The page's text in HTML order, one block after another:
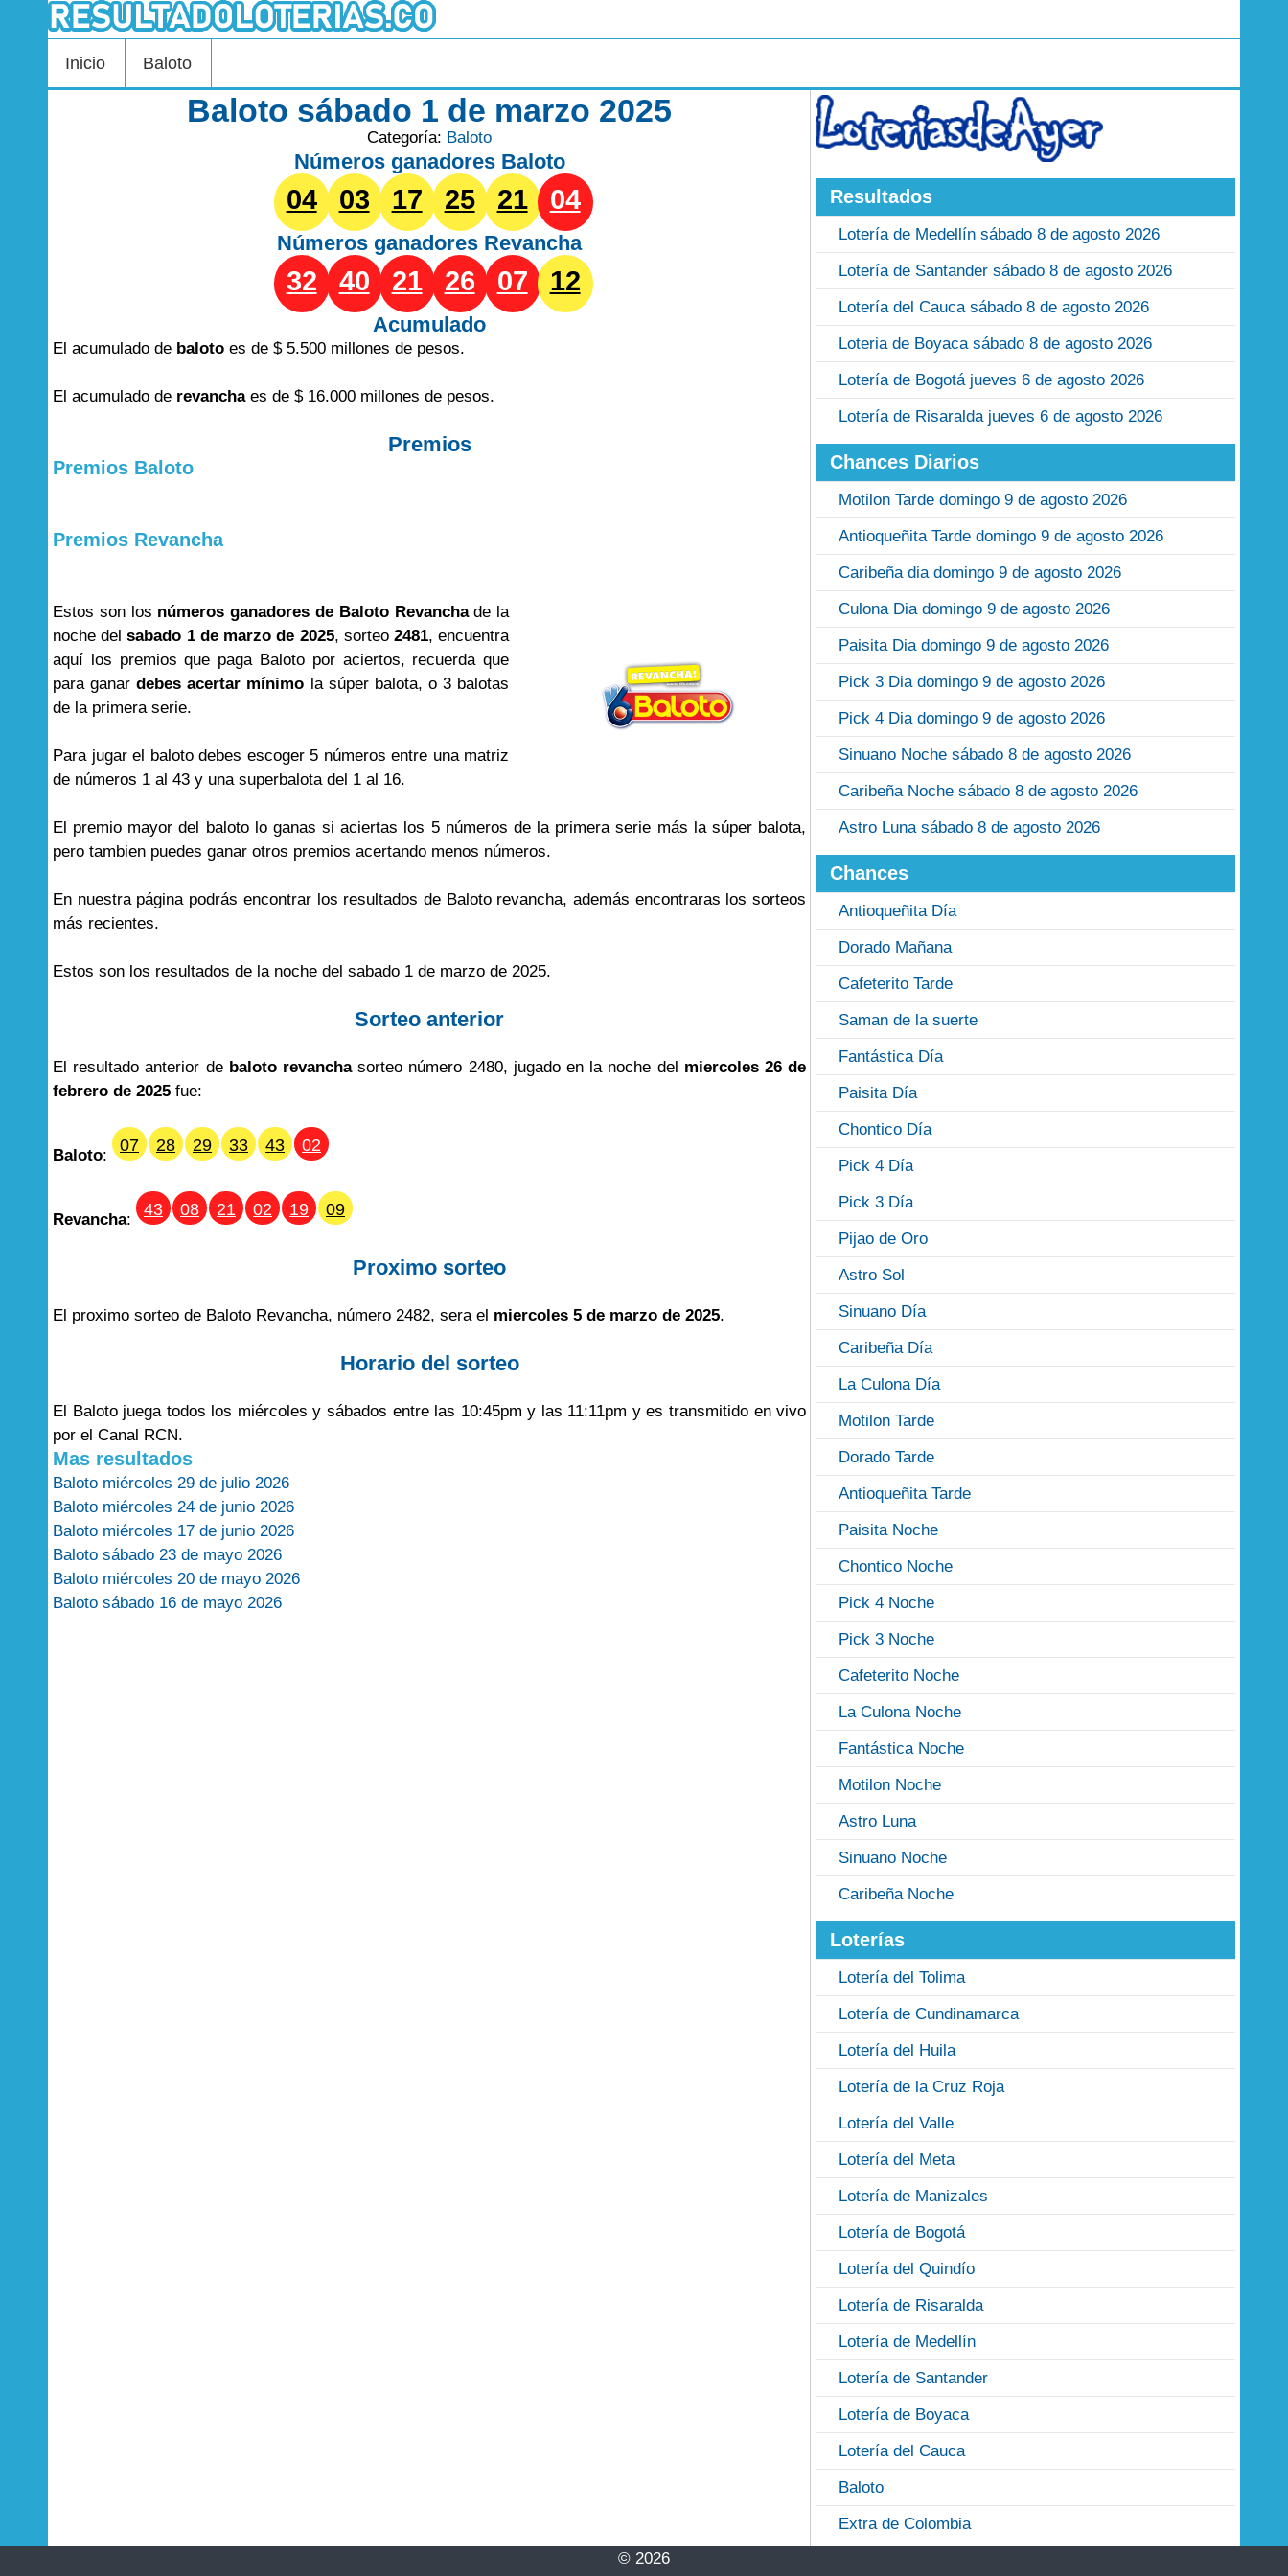
Inicio Baloto
Baloto sábado 1 de marzo 2025
Categoría: Baloto
Números ganadores Baloto
04 03 17 25 21 04
Números ganadores Revancha
32 40 21 26 07 12
Acumulado
El acumulado de baloto es de $ 5.500 millones de pesos.
El acumulado de revanchaes de $ 16.000 millones de pesos.
Premios
Premios Baloto
Premios Revancha
Estos son los números ganadores de Baloto Revanchade la
noche delsabado 1 de marzo de 2025, sorteo 2481, encuentra
aquí los premios que paga Baloto por aciertos, recuerda que
para ganardebes acertar mínimo la súper balota, o 3 balotas
de la primera serie.
Para jugar el baloto debes escoger 5 números entre una matriz
de números 1 al 43 y una superbalota del 1 al 16.
El premio mayor del baloto lo ganas si aciertas los 5 números de la primera serie más la súper balota,
pero tambien puedes ganar otros premios acertando menos números.
En nuestra página podrás encontrar los resultados de Baloto revancha, además encontraras los sorteos
más recientes.
Estos son los resultados de la noche del sabado 1 de marzo de 2025.
Sorteo anterior
El resultado anterior de baloto revanchasorteo número 2480, jugado en la noche del miercoles 26 de
febrero de 2025 fue:
Baloto:
07 28 29 33 43 02
Revancha:
43 08 21 02 19 09
Proximo sorteo
El proximo sorteo de Baloto Revancha, número 2482, sera el miercoles 5 de marzo de 2025.
Horario del sorteo
El Baloto juega todos los miércoles y sábados entre las 10:45pm y las 11:11pm y es transmitido en vivo
por el Canal RCN.
Mas resultados
Baloto miércoles 29 de julio 2026
Baloto miércoles 24 de junio 2026
Baloto miércoles 17 de junio 2026
Baloto sábado 23 de mayo 2026
Baloto miércoles 20 de mayo 2026
Baloto sábado 16 de mayo 2026
Resultados
Lotería de Medellín sábado 8 de agosto 2026
Lotería de Santander sábado 8 de agosto 2026
Lotería del Cauca sábado 8 de agosto 2026
Loteria de Boyaca sábado 8 de agosto 2026
Lotería de Bogotá jueves 6 de agosto 2026
Lotería de Risaralda jueves 6 de agosto 2026
Chances Diarios
Motilon Tarde domingo 9 de agosto 2026
Antioqueñita Tarde domingo 9 de agosto 2026
Caribeña dia domingo 9 de agosto 2026
Culona Dia domingo 9 de agosto 2026
Paisita Dia domingo 9 de agosto 2026
Pick 3 Dia domingo 9 de agosto 2026
Pick 4 Dia domingo 9 de agosto 2026
Sinuano Noche sábado 8 de agosto 2026
Caribeña Noche sábado 8 de agosto 2026
Astro Luna sábado 8 de agosto 2026
Chances
Antioqueñita Día
Dorado Mañana
Cafeterito Tarde
Saman de la suerte
Fantástica Día
Paisita Día
Chontico Día
Pick 4 Día
Pick 3 Día
Pijao de Oro
Astro Sol
Sinuano Día
Caribeña Día
La Culona Día
Motilon Tarde
Dorado Tarde
Antioqueñita Tarde
Paisita Noche
Chontico Noche
Pick 4 Noche
Pick 3 Noche
Cafeterito Noche
La Culona Noche
Fantástica Noche
Motilon Noche
Astro Luna
Sinuano Noche
Caribeña Noche
Loterías
Lotería del Tolima
Lotería de Cundinamarca
Lotería del Huila
Lotería de la Cruz Roja
Lotería del Valle
Lotería del Meta
Lotería de Manizales
Lotería de Bogotá
Lotería del Quindío
Lotería de Risaralda
Lotería de Medellín
Lotería de Santander
Lotería de Boyaca
Lotería del Cauca
Baloto
Extra de Colombia
© 2026